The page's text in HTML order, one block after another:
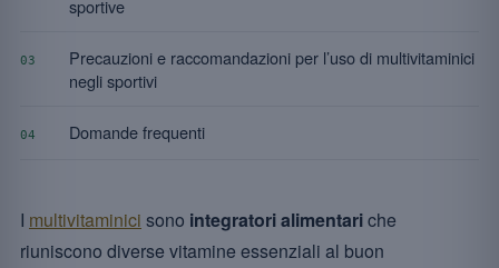
sportive
03
Precauzioni e raccomandazioni per l’uso di multivitaminici
negli sportivi
04 Domande frequenti
I multivitaminici sono integratori alimentariche
riuniscono diverse vitamine essenziali al buon